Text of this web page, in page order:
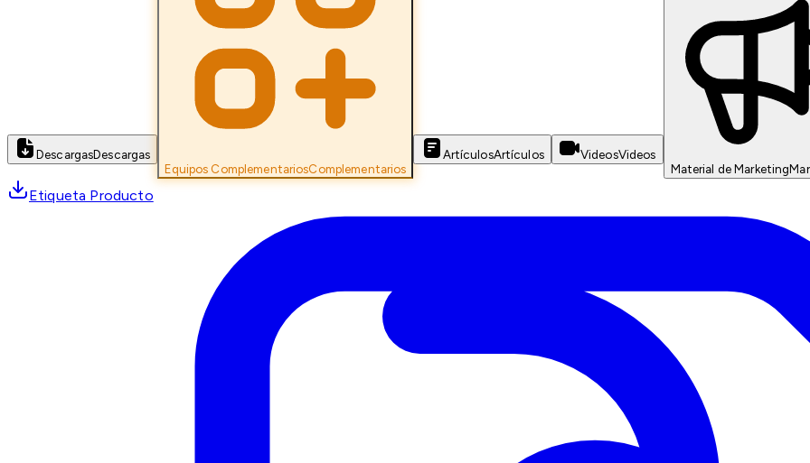
DescargasDescargas
Equipos ComplementariosComplementarios
ArtículosArtículos VideosVideos
Material de Marketing
Etiqueta Producto